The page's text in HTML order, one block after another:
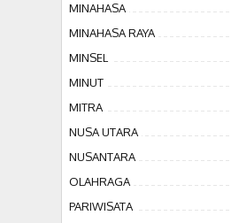
MINAHASA
MINAHASA RAYA
MINSEL
MINUT
MITRA
NUSA UTARA
NUSANTARA
OLAHRAGA
PARIWISATA